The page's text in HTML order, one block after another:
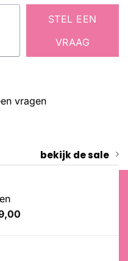
STEL EEN
VRAAG
vragen
bekijk de sale
Huidige